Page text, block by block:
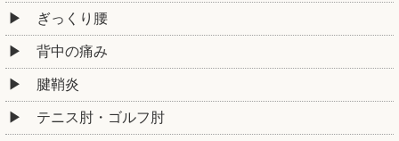
ぎっくり腰
背中の痛み
腱鞘炎
テニス肘・ゴルフ肘